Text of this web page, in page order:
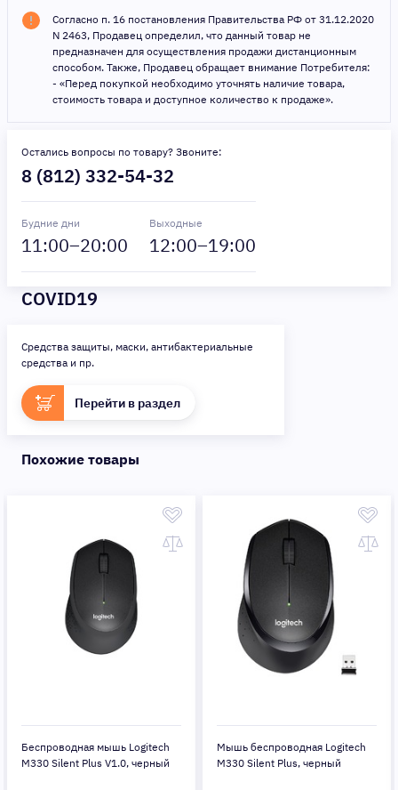
Согласно п. 16 постановления Правительства РФ от 31.12.2020
N 2463, Продавец определил, что данный товар не
предназначен для осуществления продажи дистанционным
способом. Также, Продавец обращает внимание Потребителя:
- «Перед покупкой необходимо уточнять наличие товара,
стоимость товара и доступное количество к продаже».
Остались вопросы по товару? Звоните:
8 (812) 332-54-32
Будние дни
11:00–20:00
Выходные
12:00–19:00
COVID19
Средства защиты, маски, антибактериальные
средства и пр.
Перейти в раздел
Похожие товары
Беспроводная мышь Logitech
M330 Silent Plus V1.0, черный
Мышь беспроводная Logitech
M330 Silent Plus, черный